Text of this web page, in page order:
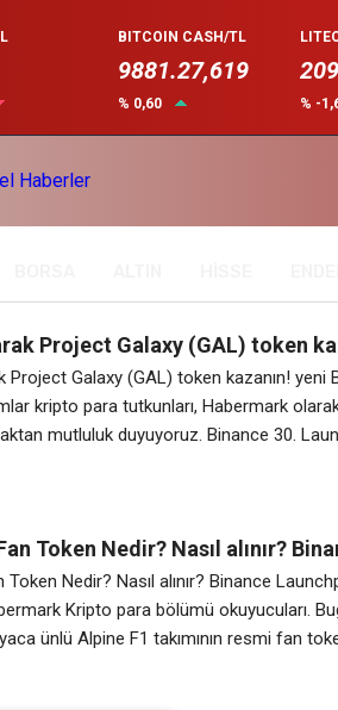
BITCOIN CASH/TL
9881.27,619
% 0,60 % -
Project Galaxy (GAL) token
etkinliği
Project Galaxy (GAL) token kazanın! yeni
kripto para tutkunları, Habermark
mutluluk duyuyoruz. Binance 30.
aktif ettiğini herkese bildirdi, Proje Galaxy
farm yaparak edinilebilecek.
Token Nedir? Nasıl alınır?
Token Nedir? Nasıl alınır? Binance
Kripto para bölümü okuyucuları.
ünlü Alpine F1 takımının resmi fan
Katılamak için Binance hesabınızda
Porto gibi dev takımların fan tokenlerini